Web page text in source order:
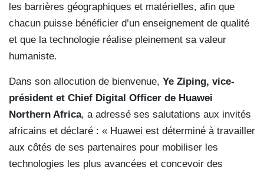
les barrières géographiques et matérielles, afin que
chacun puisse bénéficier d’un enseignement de qualité
et que la technologie réalise pleinement sa valeur
humaniste.
Dans son allocution de bienvenue, Ye Ziping, vice-
président et Chief Digital Officer de Huawei
Northern Africa, a adressé ses salutations aux invités
africains et déclaré : « Huawei est déterminé à travailler
aux côtés de ses partenaires pour mobiliser les
technologies les plus avancées et concevoir des